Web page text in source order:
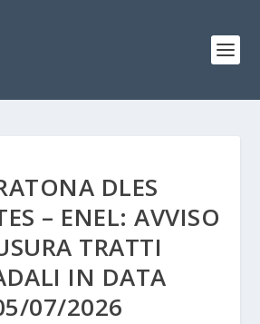
DLES
– ENEL: AVVISO
TRATTI
IN DATA
07/2026